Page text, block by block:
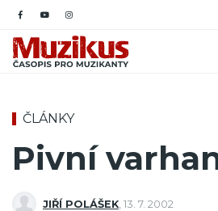
ČLÁNKY
Pivní
JIŘÍ POLÁŠEK 13. 7. 2002